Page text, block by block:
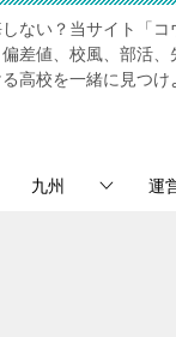
ない？当サイト「コ
差値、校風、部活
高校を一緒に見つ
九州 運